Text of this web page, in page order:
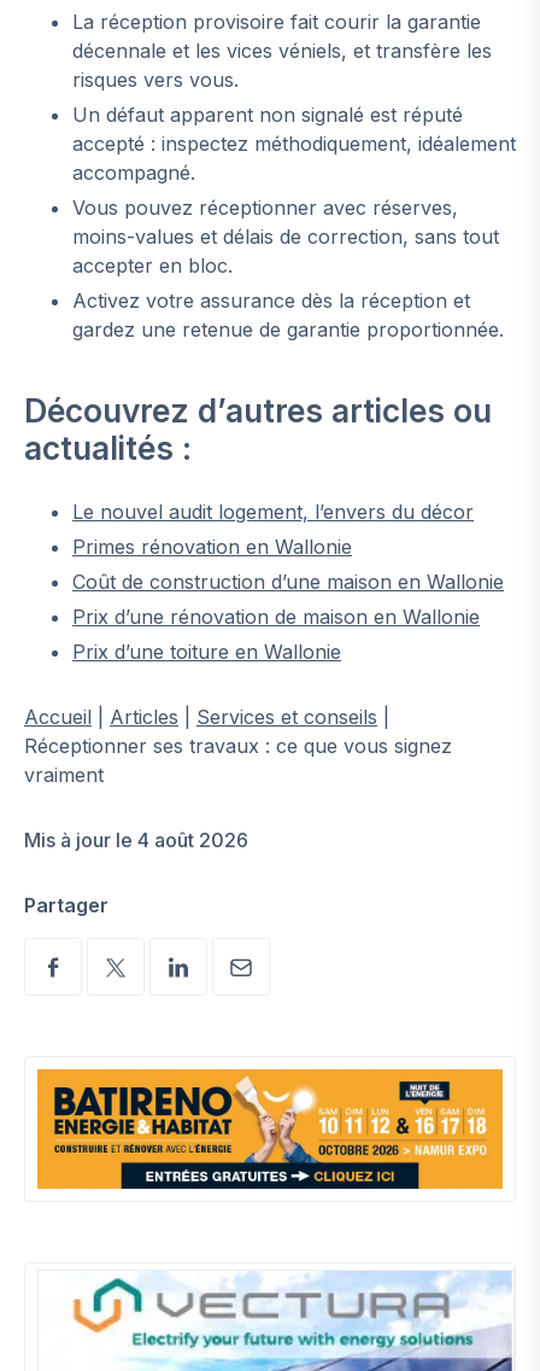
La réception provisoire fait courir la garantie
décennale et les vices véniels, et transfère les
risques vers vous.
Un défaut apparent non signalé est réputé
accepté : inspectez méthodiquement, idéalement
accompagné.
Vous pouvez réceptionner avec réserves,
moins-values et délais de correction, sans tout
accepter en bloc.
Activez votre assurance dès la réception et
gardez une retenue de garantie proportionnée.
Découvrez d’autres articles ou
actualités :
Le nouvel audit logement, l’envers du décor
Primes rénovation en Wallonie
Coût de construction d’une maison en Wallonie
Prix d’une rénovation de maison en Wallonie
Prix d’une toiture en Wallonie
Accueil Articles Services et conseils
Réceptionner ses travaux : ce que vous signez
vraiment
Mis à jour le 4 août 2026
Partager